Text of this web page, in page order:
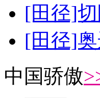
[田径]
[田径]
中国骄傲